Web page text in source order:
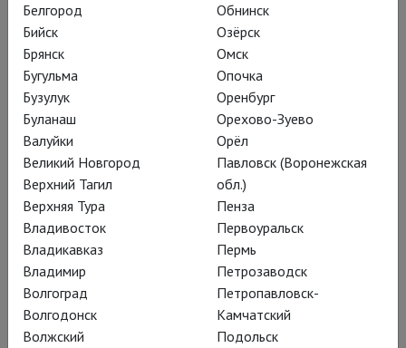
Вадим Рутковский
Нашествие гениев
С 10 марта в прокате – «Тени Гойи»,
познавательный документальный
фильм, где проводником в миры
испанского живописца выступает
великий киносценарист Жан-Клод
Каррьер, соавтор и друг Луиса
Бунюэля
Белгород
Бийск
Брянск
Бугульма
Бузулук
Буланаш
Валуйки
Великий Новгород
Верхний Тагил
Верхняя Тура
Владивосток
Владикавказ
Владимир
Волгоград
Волгодонск
Волжский
Обнинск
Озёрск
Омск
Опочка
Оренбург
Орехово-Зуево
Орёл
Павловск (Воронежская
обл.)
Пенза
Первоуральск
Пермь
Петрозаводск
Петропавловск-
Камчатский
Подольск